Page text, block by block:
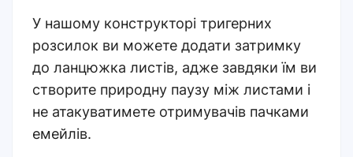
У нашому конструкторі тригерних
розсилок ви можете додати затримку
до ланцюжка листів, адже завдяки їм ви
створите природну паузу між листами і
не атакуватимете отримувачів пачками
емейлів.